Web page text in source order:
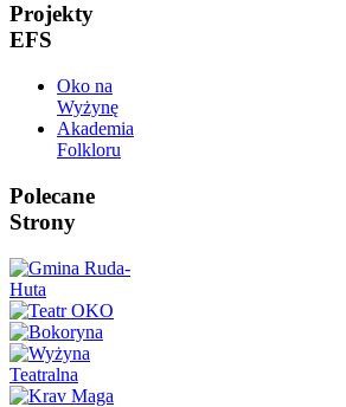
Projekty
EFS
Oko na
Wyżynę
Akademia
Folkloru
Polecane
Strony